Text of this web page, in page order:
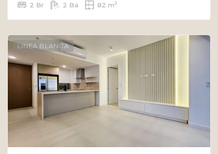
2 Br 2 Ba 82 m2
LINEA BLANCA